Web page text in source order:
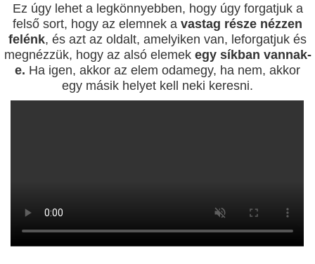
Ez úgy lehet a legkönnyebben, hogy úgy forgatjuk a
felső sort, hogy az elemnek a vastag része nézzen
felénk, és azt az oldalt, amelyiken van, leforgatjuk és
megnézzük, hogy az alsó elemek egy síkban vannak-
e. Ha igen, akkor az elem odamegy, ha nem, akkor
egy másik helyet kell neki keresni.